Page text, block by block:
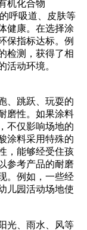
机化合物
呼吸道、皮肤等
健康。在选择涂
保指标达标。例
检测，获得了相
活动环境。
、跳跃、玩耍的
磨性。如果涂料
不仅影响场地的
涂料采用特殊的
，能够经受住孩
参考产品的耐磨
。例如，一些经
儿园活动场地使
光、雨水、风等